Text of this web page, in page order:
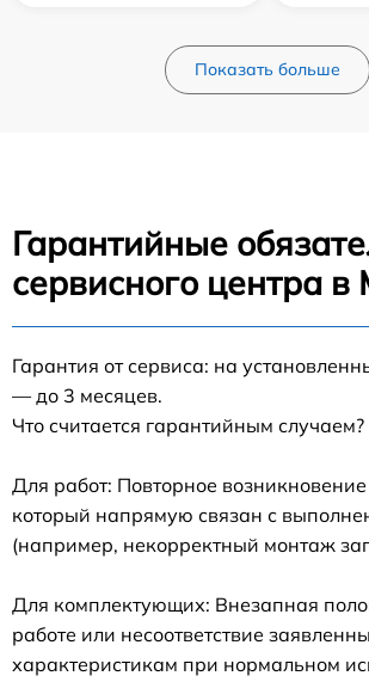
Показать больше
Гарантийные
сервисного центра в
Гарантия от сервиса: на
— до 3 месяцев.
Что считается гарантийным случаем?
Для работ: Повторное
который напрямую связан с
(например, некорректный монтаж
Для комплектующих: Внезапная
работе или несоответствие
характеристикам при нормальном